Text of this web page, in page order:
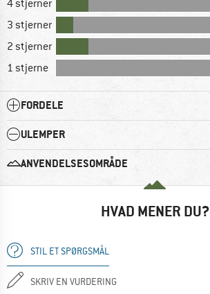
4 stjerner
3 stjerner
2 stjerner
1 stjerne
FORDELE
ULEMPER
ANVENDELSESOMRÅDE
HVAD MENER DU?
STIL ET SPØRGSMÅL
SKRIV EN VURDERING